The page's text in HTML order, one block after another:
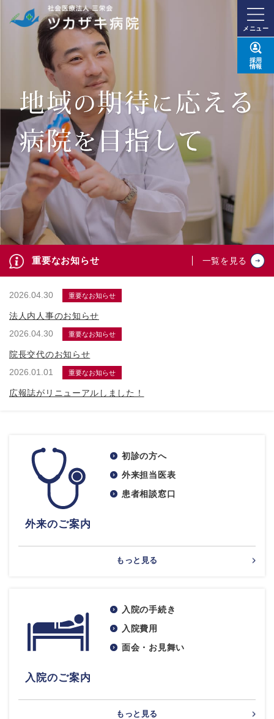
メニュー
採用
情報
重要なお知らせ 一覧を見る
2026.04.30 重要なお知らせ
法人内人事のお知らせ
2026.04.30
重要なお知らせ
院長交代のお知らせ
2026.01.01
重要なお知らせ
広報誌がリニューアルしました！
外来のご案内
初診の方へ
外来担当医表
患者相談窓口
もっと見る
入院のご案内
入院の手続き
入院費用
面会・お見舞い
もっと見る